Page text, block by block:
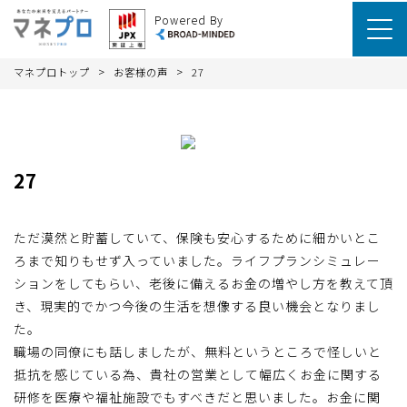
Powered By
マネプロトップ > お客様の声 > 27
27
ただ漠然と貯蓄していて、保険も安心するために細かいとこ
ろまで知りもせず入っていました。ライフプランシミュレー
ションをしてもらい、老後に備えるお金の増やし方を教えて頂
き、現実的でかつ今後の生活を想像する良い機会となりまし
た。
職場の同僚にも話しましたが、無料というところで怪しいと
抵抗を感じている為、貴社の営業として幅広くお金に関する
研修を医療や福祉施設でもすべきだと思いました。お金に関